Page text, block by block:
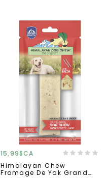
15,99$CA
Himalayan Chew
Fromage De Yak Grand